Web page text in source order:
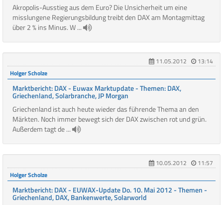
Akropolis-Ausstieg aus dem Euro? Die Unsicherheit um eine
misslungene Regierungsbildung treibt den DAX am Montagmittag
über 2 % ins Minus. W ...
11.05.2012
13:14
Holger Scholze
Marktbericht: DAX - Euwax Marktupdate - Themen: DAX,
Griechenland, Solarbranche, JP Morgan
Griechenland ist auch heute wieder das führende Thema an den
Märkten. Noch immer bewegt sich der DAX zwischen rot und grün.
Außerdem tagt de ...
10.05.2012
11:57
Holger Scholze
Marktbericht: DAX - EUWAX-Update Do. 10. Mai 2012 - Themen -
Griechenland, DAX, Bankenwerte, Solarworld